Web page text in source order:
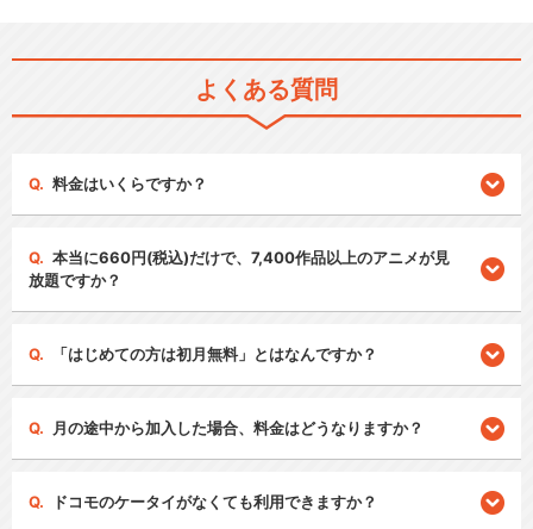
よくある質問
料金はいくらですか？
本当に660円(税込)だけで、7,400作品以上のアニメが見
放題ですか？
「はじめての方は初月無料」とはなんですか？
月の途中から加入した場合、料金はどうなりますか？
ドコモのケータイがなくても利用できますか？